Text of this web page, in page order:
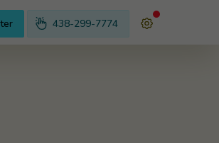
438-299-7774